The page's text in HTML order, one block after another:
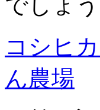
コシヒ
ん農場